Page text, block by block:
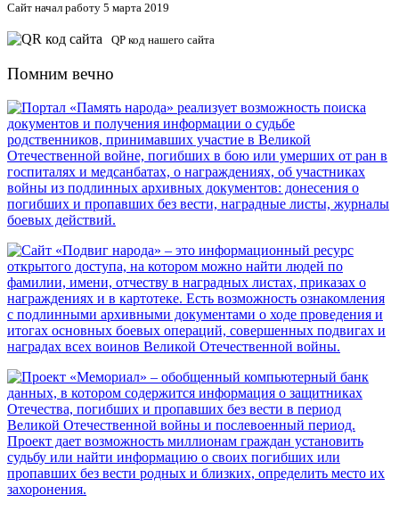
Сайт начал работу 5 марта 2019
QP код нашего сайта
Помним вечно